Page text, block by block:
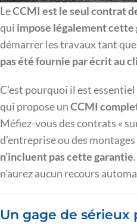
LeCCMI est le seul contrat
qui impose légalement cette
démarrer les travaux tant
pas été fournie par écrit au
C’est pourquoi il est
qui propose unCCMI
Méfiez-vous des contrats «
d’entreprise ou des
n’incluent pas cette garantie
n’aurez aucun recours
Un gage de sérieux